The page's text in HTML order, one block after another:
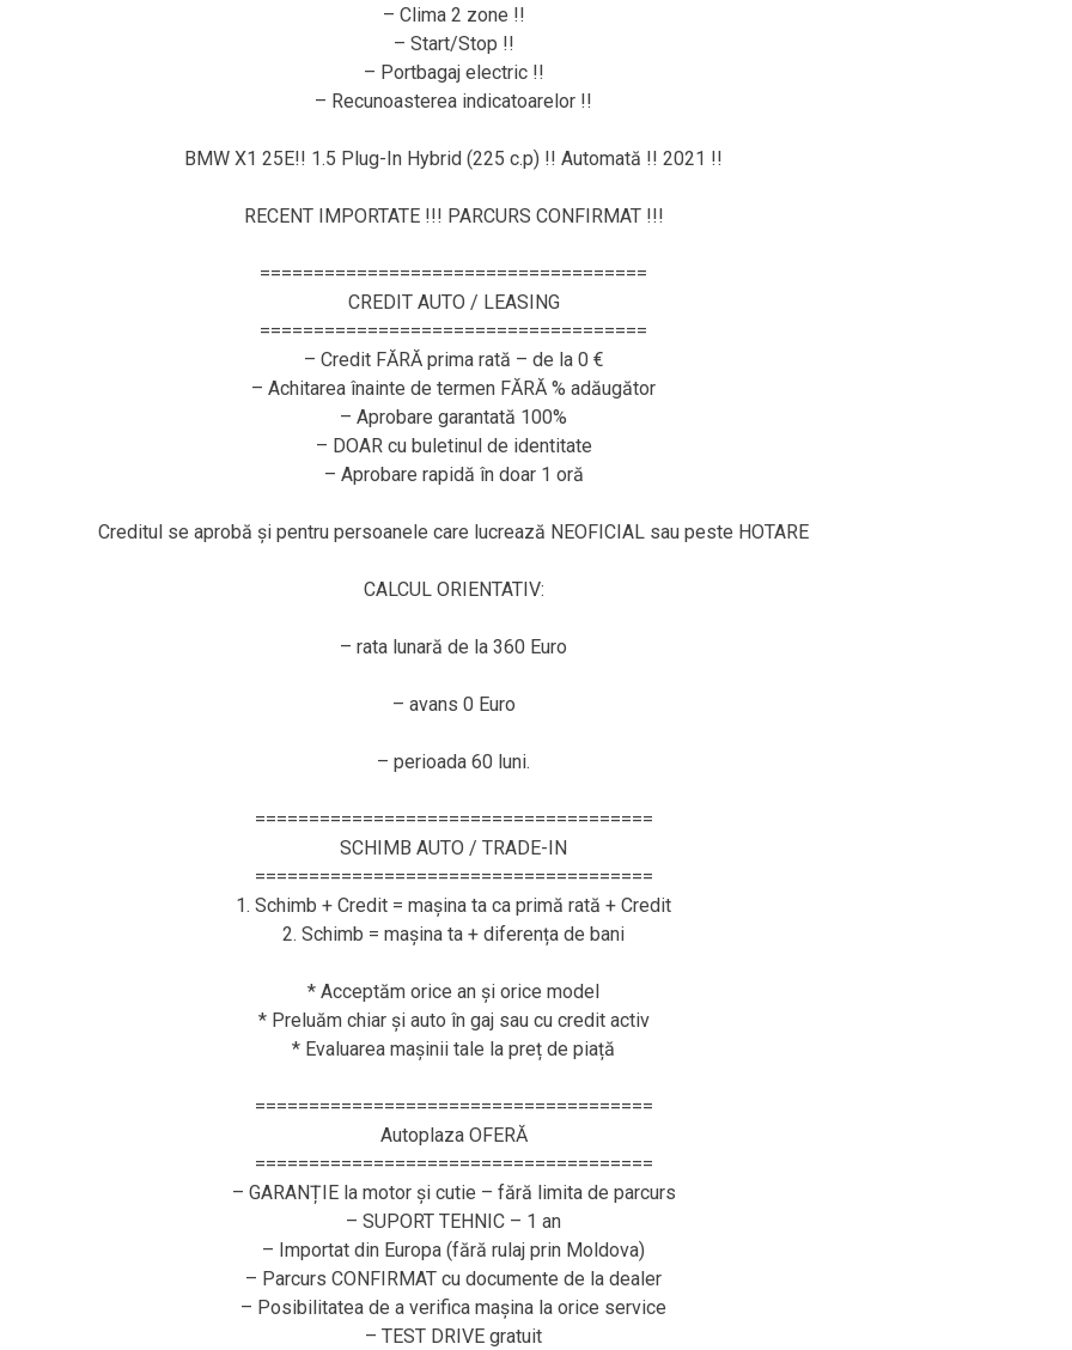
– Clima 2 zone !!
– Start/Stop !!
– Portbagaj electric !!
– Recunoasterea indicatoarelor !!
BMW X1 25E!! 1.5 Plug-In Hybrid (225 c.p) !! Automată !! 2021 !!
RECENT IMPORTATE !!! PARCURS CONFIRMAT !!!
====================================
CREDIT AUTO / LEASING
====================================
– Credit FĂRĂ prima rată – de la 0 €
– Achitarea înainte de termen FĂRĂ % adăugător
– Aprobare garantată 100%
– DOAR cu buletinul de identitate
– Aprobare rapidă în doar 1 oră
Creditul se aprobă și pentru persoanele care lucrează NEOFICIAL sau peste HOTARE
CALCUL ORIENTATIV:
– rata lunară de la 360 Euro
– avans 0 Euro
– perioada 60 luni.
=====================================
SCHIMB AUTO / TRADE-IN
=====================================
1. Schimb + Credit = mașina ta ca primă rată + Credit
2. Schimb = mașina ta + diferența de bani
* Acceptăm orice an și orice model
* Preluăm chiar și auto în gaj sau cu credit activ
* Evaluarea mașinii tale la preț de piață
=====================================
Autoplaza OFERĂ
=====================================
– GARANȚIE la motor și cutie – fără limita de parcurs
– SUPORT TEHNIC – 1 an
– Importat din Europa (fără rulaj prin Moldova)
– Parcurs CONFIRMAT cu documente de la dealer
– Posibilitatea de a verifica mașina la orice service
– TEST DRIVE gratuit